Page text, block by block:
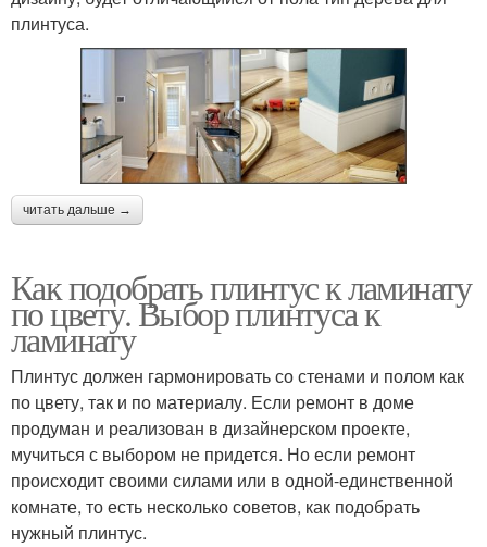
плинтуса.
читать дальше →
Как подобрать плинтус к ламинату
по цвету. Выбор плинтуса к
ламинату
Плинтус должен гармонировать со стенами и полом как
по цвету, так и по материалу. Если ремонт в доме
продуман и реализован в дизайнерском проекте,
мучиться с выбором не придется. Но если ремонт
происходит своими силами или в одной-единственной
комнате, то есть несколько советов, как подобрать
нужный плинтус.